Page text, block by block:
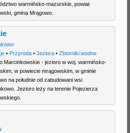
warmińsko-mazurskie, powiat
gmina Mrągowo.
• Przyroda• Jeziora• Zbiorniki wodne
Marcinkowskie - jezioro w woj. warmińsko-
w powiecie mrągowskim, w gminie
na południe od zabudowani wsi
Jezioro leży na terenie Pojezierza